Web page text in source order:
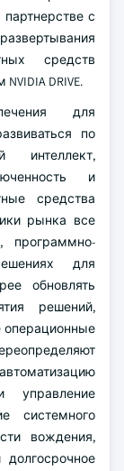
партнерстве с
средств
DRIVE.
для
по
и
средства
рынка все
программно-
для
обновлять
решений,
операционные
управление
системного
вождения,